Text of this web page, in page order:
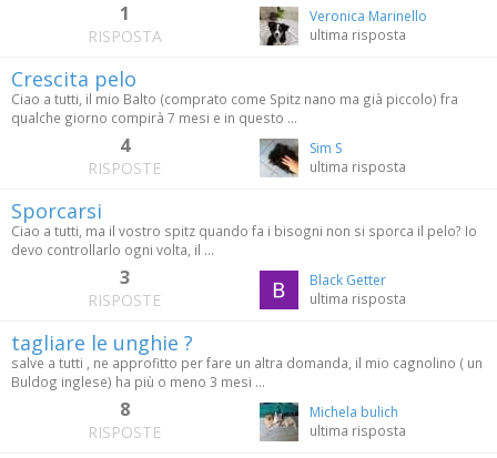
1
RISPOSTA
Veronica Marinello
ultima risposta
Crescita pelo
Ciao a tutti, il mio Balto (comprato come Spitz nano ma già piccolo) fra
qualche giorno compirà 7 mesi e in questo ...
4
RISPOSTE
Sim S
ultima risposta
Sporcarsi
Ciao a tutti, ma il vostro spitz quando fa i bisogni non si sporca il pelo? Io
devo controllarlo ogni volta, il ...
3
RISPOSTE
Black Getter
ultima risposta
tagliare le unghie ?
salve a tutti , ne approfitto per fare un altra domanda, il mio cagnolino ( un
Buldog inglese) ha più o meno 3 mesi ...
8
RISPOSTE
Michela bulich
ultima risposta